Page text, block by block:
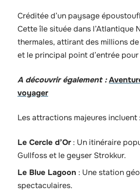
Créditée d’un paysage
Cette île située dans
thermales, attirant des millions
et le principal point d’entrée
A découvrir également :
voyager
Les attractions majeures incluent :
Le Cercle d’Or: Un itinéraire
Gullfoss et le geyser Strokkur.
Le Blue Lagoon : Une station
spectaculaires.